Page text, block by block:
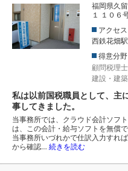
福岡県久
１ １０６
アクセス
西鉄花畑
得意分
顧問税理士
建設・建築
私は以前国税職員として、主
事してきました。
当事務所では、クラウド会計ソフ
は、この会計・給与ソフトを無償
当事務所いづれかで仕訳入力すれ
から確認… 続きを読む